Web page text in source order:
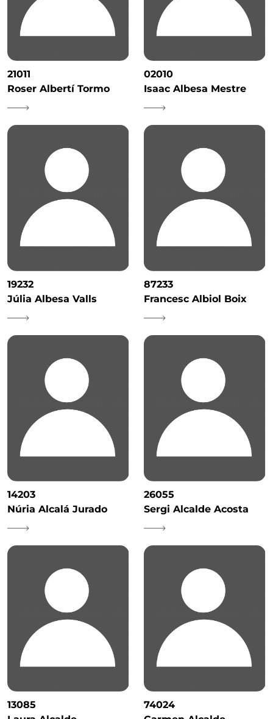
21011
Roser Albertí Tormo
02010
Isaac Albesa Mestre
19232
Júlia Albesa Valls
87233
Francesc Albiol Boix
14203
Núria Alcalá Jurado
26055
Sergi Alcalde Acosta
13085
74024